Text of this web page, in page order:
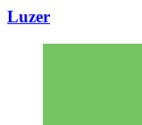
Luzer